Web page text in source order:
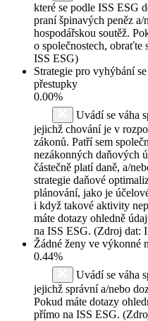
které se podle ISS ESG
praní špinavých peněz
hospodářskou soutěž.
o společnostech, obraťte
ISS ESG)
Strategie pro vyhýbání
přestupky
0.00%
Uvádí se váha
jejichž chování je v
zákonů. Patří sem
nezákonných daňových
částečně platí daně, a/
strategie daňové
plánování, jako je
i když takové aktivity
máte dotazy ohledně
na ISS ESG. (Zdroj dat:
Žádné ženy ve výkonné
0.44%
Uvádí se váha
jejichž správní a/nebo
Pokud máte dotazy
přímo na ISS ESG.